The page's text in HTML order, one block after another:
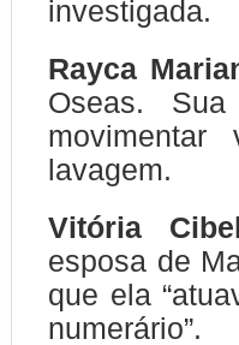
investigada.
Rayca
Oseas.
lavagem.
Vitória
esposa de
que ela
numerário”.